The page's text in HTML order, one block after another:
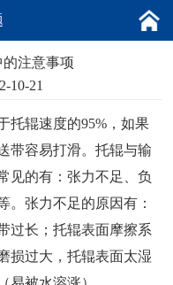
注意事项
10-21
托辊速度的95%，如果
带容易打滑。托辊与输
见的有：张力不足、负
。张力不足的原因有：
过长；托辊表面摩擦系
损过大，托辊表面太湿